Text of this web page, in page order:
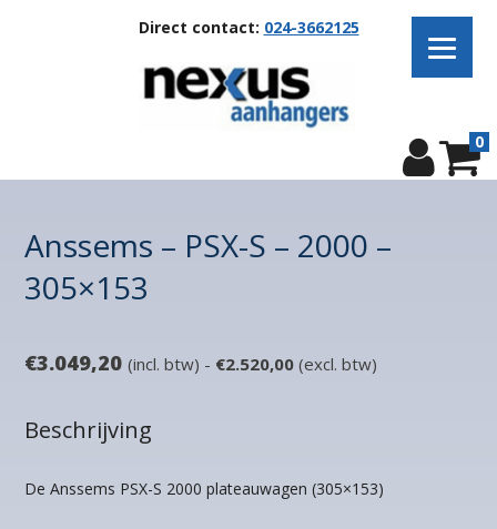
Direct contact: 024-3662125
0
Anssems – PSX-S – 2000 –
305×153
€3.049,20 (incl. btw) - €2.520,00 (excl. btw)
Beschrijving
De Anssems PSX-S 2000 plateauwagen (305×153)